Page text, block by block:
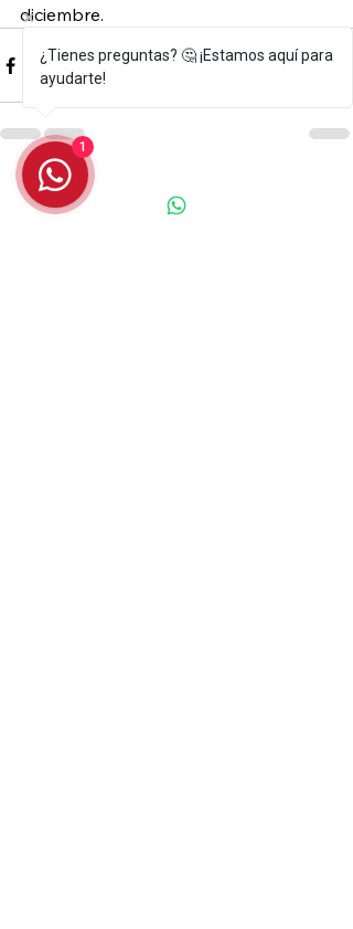
diciembre.
Entradas recientes
¿Tienes preguntas? 🤔 ¡Estamos aquí para
ayudarte!
1